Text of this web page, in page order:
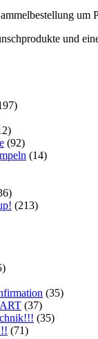
um
und
(92)
(14)
(213)
(35)
(37)
(35)
(71)